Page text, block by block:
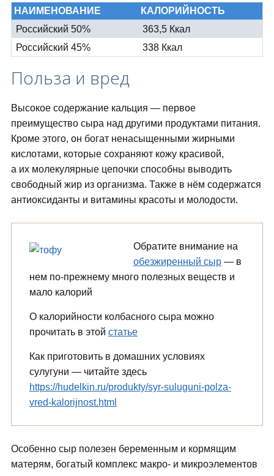
НАИМЕНОВАНИЕ
КАЛОРИЙНОСТЬ
Российский 50%
363,5 Ккал
Российский 45%
338 Ккал
Польза и вред
Высокое содержание кальция — первое
преимущество сыра над другими продуктами питания.
Кроме этого, он богат ненасыщенными жирными
кислотами, которые сохраняют кожу красивой,
а их молекулярные цепочки способны выводить
свободный жир из организма. Также в нём содержатся
антиоксиданты и витамины красоты и молодости.
Обратите внимание на
обезжиренный сыр— в
нем по-прежнему много полезных веществ и
мало калорий
О калорийности колбасного сыра можно
прочитать в этой статье
Как приготовить в домашних условиях
сулугуни — читайте здесь
https://hudelkin.ru/produkty/syr-suluguni-polza-
vred-kalorijnost.html
Особенно сыр полезен беременным и кормящим
матерям, богатый комплекс макро- и микроэлементов